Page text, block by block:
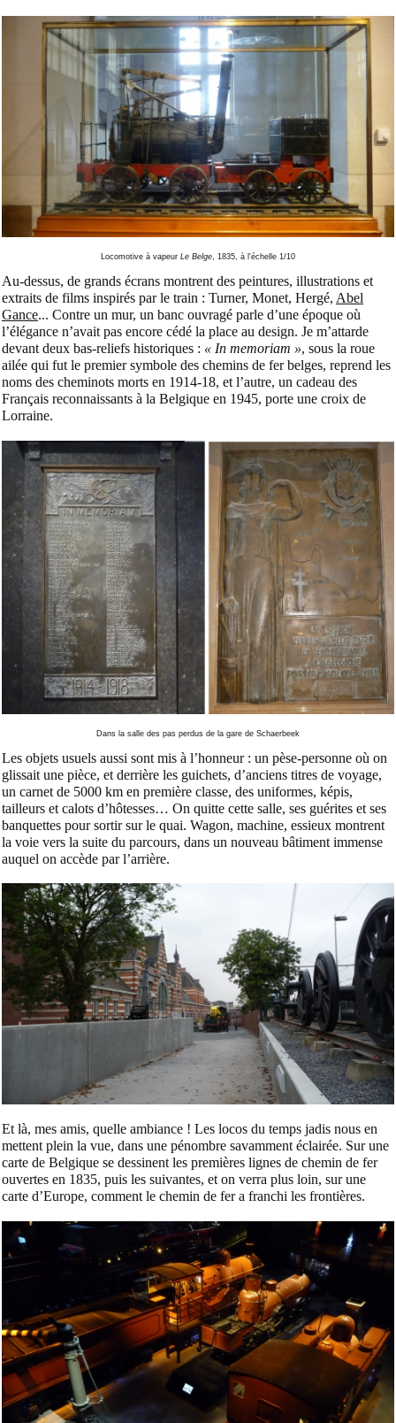
Locomotive à vapeur Le Belge, 1835, à l'échelle 1/10
Au-dessus, de grands écrans montrent des peintures, illustrations et
extraits de films inspirés par le train : Turner, Monet, Hergé, Abel
Gance... Contre un mur, un banc ouvragé parle d’une époque où
l’élégance n’avait pas encore cédé la place au design. Je m’attarde
devant deux bas-reliefs historiques : « In memoriam », sous la roue
ailée qui fut le premier symbole des chemins de fer belges, reprend les
noms des cheminots morts en 1914-18, et l’autre, un cadeau des
Français reconnaissants à la Belgique en 1945, porte une croix de
Lorraine.
Dans la salle des pas perdus de la gare de Schaerbeek
Les objets usuels aussi sont mis à l’honneur : un pèse-personne où on
glissait une pièce, et derrière les guichets, d’anciens titres de voyage,
un carnet de 5000 km en première classe, des uniformes, képis,
tailleurs et calots d’hôtesses… On quitte cette salle, ses guérites et ses
banquettes pour sortir sur le quai. Wagon, machine, essieux montrent
la voie vers la suite du parcours, dans un nouveau bâtiment immense
auquel on accède par l’arrière.
Et là, mes amis, quelle ambiance ! Les locos du temps jadis nous en
mettent plein la vue, dans une pénombre savamment éclairée. Sur une
carte de Belgique se dessinent les premières lignes de chemin de fer
ouvertes en 1835, puis les suivantes, et on verra plus loin, sur une
carte d’Europe, comment le chemin de fer a franchi les frontières.